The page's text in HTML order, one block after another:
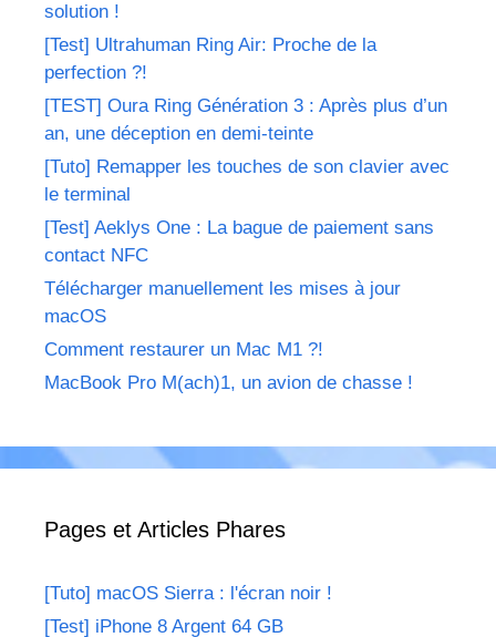
solution !
[Test] Ultrahuman Ring Air: Proche de la
perfection ?!
[TEST] Oura Ring Génération 3 : Après plus d’un
an, une déception en demi-teinte
[Tuto] Remapper les touches de son clavier avec
le terminal
[Test] Aeklys One : La bague de paiement sans
contact NFC
Télécharger manuellement les mises à jour
macOS
Comment restaurer un Mac M1 ?!
MacBook Pro M(ach)1, un avion de chasse !
Pages et Articles Phares
[Tuto] macOS Sierra : l'écran noir !
[Test] iPhone 8 Argent 64 GB